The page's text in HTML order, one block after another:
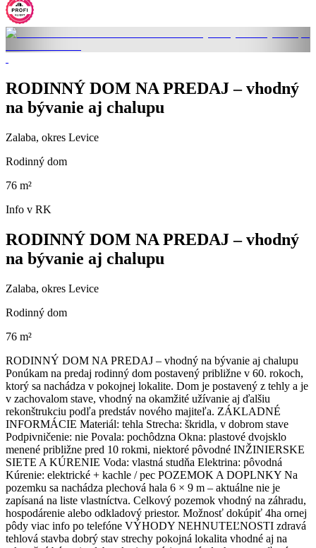
RODINNÝ DOM NA PREDAJ – vhodný
na bývanie aj chalupu
Zalaba, okres Levice
Rodinný dom
76 m²
Info v RK
RODINNÝ DOM NA PREDAJ – vhodný
na bývanie aj chalupu
Zalaba, okres Levice
Rodinný dom
76 m²
RODINNÝ DOM NA PREDAJ – vhodný na bývanie aj chalupu
Ponúkam na predaj rodinný dom postavený približne v 60. rokoch,
ktorý sa nachádza v pokojnej lokalite. Dom je postavený z tehly a je
v zachovalom stave, vhodný na okamžité užívanie aj ďalšiu
rekonštrukciu podľa predstáv nového majiteľa. ZÁKLADNÉ
INFORMÁCIE Materiál: tehla Strecha: škridla, v dobrom stave
Podpivničenie: nie Povala: pochôdzna Okna: plastové dvojsklo
menené približne pred 10 rokmi, niektoré pôvodné INŽINIERSKE
SIETE A KÚRENIE Voda: vlastná studňa Elektrina: pôvodná
Kúrenie: elektrické + kachle / pec POZEMOK A DOPLNKY Na
pozemku sa nachádza plechová hala 6 × 9 m – aktuálne nie je
zapísaná na liste vlastníctva. Celkový pozemok vhodný na záhradu,
hospodárenie alebo odkladový priestor. Možnosť dokúpiť 4ha ornej
pôdy viac info po telefóne VÝHODY NEHNUTEĽNOSTI zdravá
tehlová stavba dobrý stav strechy pokojná lokalita vhodné aj na